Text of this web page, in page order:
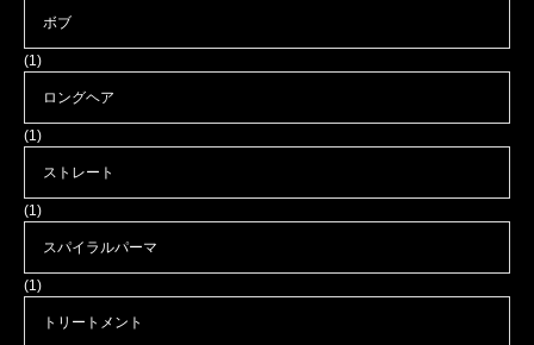
ボブ
(1)
ロングヘア
(1)
ストレート
(1)
スパイラルパーマ
(1)
トリートメント